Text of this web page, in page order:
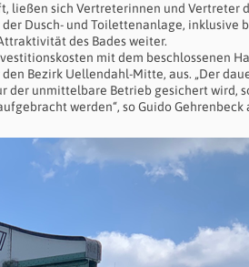
ließen sich Vertreterinnen und Vertreter
Dusch- und Toilettenanlage, inklusive
des Bades weiter.
mit dem beschlossenen
Bezirk Uellendahl-Mitte, aus. „Der
der unmittelbare Betrieb gesichert wird,
werden“, so Guido Gehrenbeck